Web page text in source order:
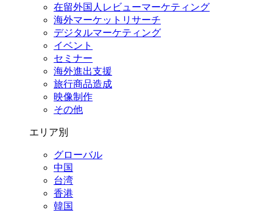
在留外国⼈レビューマーケティング
海外マーケットリサーチ
デジタルマーケティング
イベント
セミナー
海外進出支援
旅行商品造成
映像制作
その他
エリア別
グローバル
中国
台湾
香港
韓国